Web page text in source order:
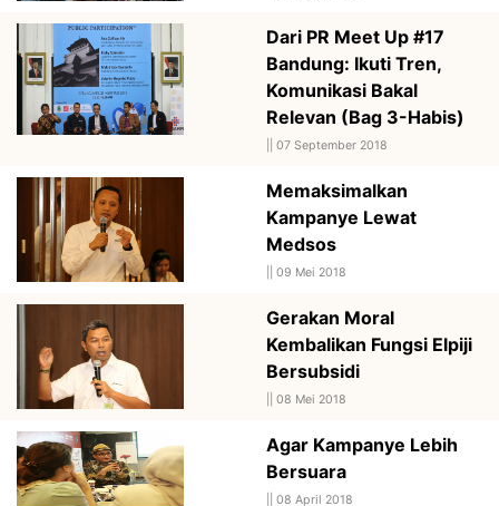
Dari PR Meet Up #17
Bandung: Ikuti Tren,
Komunikasi Bakal
Relevan (Bag 3-Habis)
07 September 2018
Memaksimalkan
Kampanye Lewat
Medsos
09 Mei 2018
Gerakan Moral
Kembalikan Fungsi Elpiji
Bersubsidi
08 Mei 2018
Agar Kampanye Lebih
Bersuara
08 April 2018